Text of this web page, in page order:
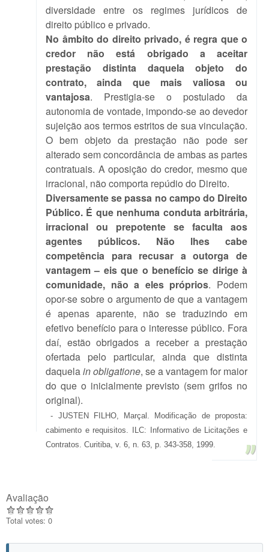
diversidade entre os regimes jurídicos de
direito público e privado.
No âmbito do direito privado, é regra que o
credor não está obrigado a aceitar
prestação distinta daquela objeto do
contrato, ainda que mais valiosa ou
vantajosa. Prestigia-se o postulado da
autonomia de vontade, impondo-se ao devedor
sujeição aos termos estritos de sua vinculação.
O bem objeto da prestação não pode ser
alterado sem concordância de ambas as partes
contratuais. A oposição do credor, mesmo que
irracional, não comporta repúdio do Direito.
Diversamente se passa no campo do Direito
Público. É que nenhuma conduta arbitrária,
irracional ou prepotente se faculta aos
agentes públicos. Não lhes cabe
competência para recusar a outorga de
vantagem – eis que o benefício se dirige à
comunidade, não a eles próprios. Podem
opor-se sobre o argumento de que a vantagem
é apenas aparente, não se traduzindo em
efetivo benefício para o interesse público. Fora
daí, estão obrigados a receber a prestação
ofertada pelo particular, ainda que distinta
daquelain obligatione, se a vantagem for maior
do que o inicialmente previsto (sem grifos no
original).
- JUSTEN FILHO, Marçal. Modificação de proposta:
cabimento e requisitos. ILC: Informativo de Licitações e
Contratos. Curitiba, v. 6, n. 63, p. 343-358, 1999.
Avaliação
Total votes: 0